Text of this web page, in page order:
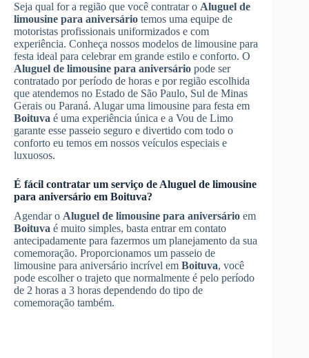
Seja qual for a região que você contratar o Aluguel de
limousine para aniversário temos uma equipe de
motoristas profissionais uniformizados e com
experiência. Conheça nossos modelos de limousine para
festa ideal para celebrar em grande estilo e conforto. O
Aluguel de limousine para aniversário pode ser
contratado por período de horas e por região escolhida
que atendemos no Estado de São Paulo, Sul de Minas
Gerais ou Paraná. Alugar uma limousine para festa em
Boituva é uma experiência única e a Vou de Limo
garante esse passeio seguro e divertido com todo o
conforto eu temos em nossos veículos especiais e
luxuosos.
É fácil contratar um serviço de Aluguel de limousine
para aniversário em Boituva?
Agendar o Aluguel de limousine para aniversário em
Boituva é muito simples, basta entrar em contato
antecipadamente para fazermos um planejamento da sua
comemoração. Proporcionamos um passeio de
limousine para aniversário incrível em Boituva, você
pode escolher o trajeto que normalmente é pelo período
de 2 horas a 3 horas dependendo do tipo de
comemoração também.